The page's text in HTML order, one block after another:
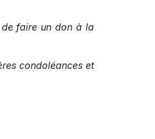
faire un don à la
condoléances et